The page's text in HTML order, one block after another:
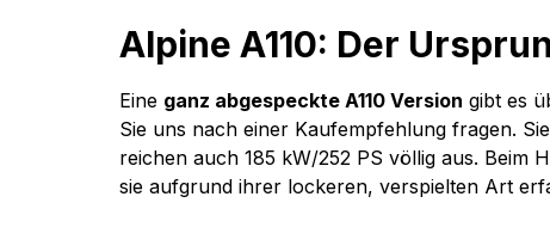
Alpine A110: Der
Eine ganz abgespeckte A110 Version gibt es
Sie uns nach einer Kaufempfehlung fragen.
reichen auch 185 kW/252 PS völlig aus. Beim
sie aufgrund ihrer lockeren, verspielten Art